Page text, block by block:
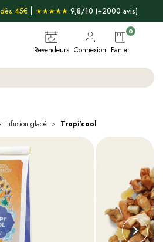
45€| ★★★★★ 9,8/10 (+2000 avis)
Revendeurs Connexion Panier
0
infusion glacé Tropi'cool